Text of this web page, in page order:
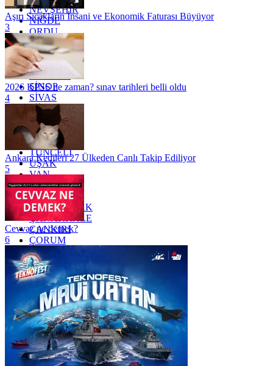
NEVŞEHİR
NİĞDE
ORDU
OSMANİYE
RİZE
SAKARYA
SAMSUN
SİNOP
SİVAS
SİİRT
TEKİRDAĞ
TOKAT
TRABZON
TUNCELİ
UŞAK
VAN
YALOVA
YOZGAT
ZONGULDAK
ÇANAKKALE
ÇANKIRI
ÇORUM
İSTANBUL
İZMİR
ŞANLIURFA
ŞIRNAK
Aşırı Sıcakların İnsani ve Ekonomik Faturası Büyüyor
3
2026 KPSS ne zaman? sınav tarihleri belli oldu
4
Ankara Kedileri 27 Ülkeden Canlı Takip Ediliyor
5
Cevvaz ne demek?
6